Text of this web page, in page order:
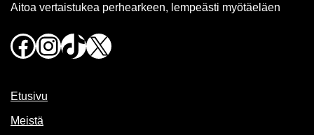
Aitoa vertaistukea perhearkeen, lempeästi myötäeläen
Facebook
Instagram
TikTok
X
Etusivu
Meistä